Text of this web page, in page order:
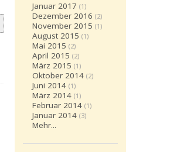
Januar 2017 (1)
Dezember 2016 (2)
November 2015 (1)
August 2015 (1)
Mai 2015 (2)
April 2015 (2)
März 2015 (1)
Oktober 2014 (2)
Juni 2014 (1)
März 2014 (1)
Februar 2014 (1)
Januar 2014 (3)
Mehr...